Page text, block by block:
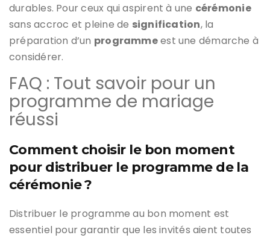
durables. Pour ceux qui aspirent à une cérémonie
sans accroc et pleine de signification, la
préparation d’un programmeest une démarche à
considérer.
FAQ : Tout savoir pour un
programme de mariage
réussi
Comment choisir le bon moment
pour distribuer le programme de la
cérémonie ?
Distribuer le programme au bon moment est
essentiel pour garantir que les invités aient toutes